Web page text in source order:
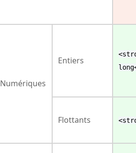
Numériques
Entiers
Flottants